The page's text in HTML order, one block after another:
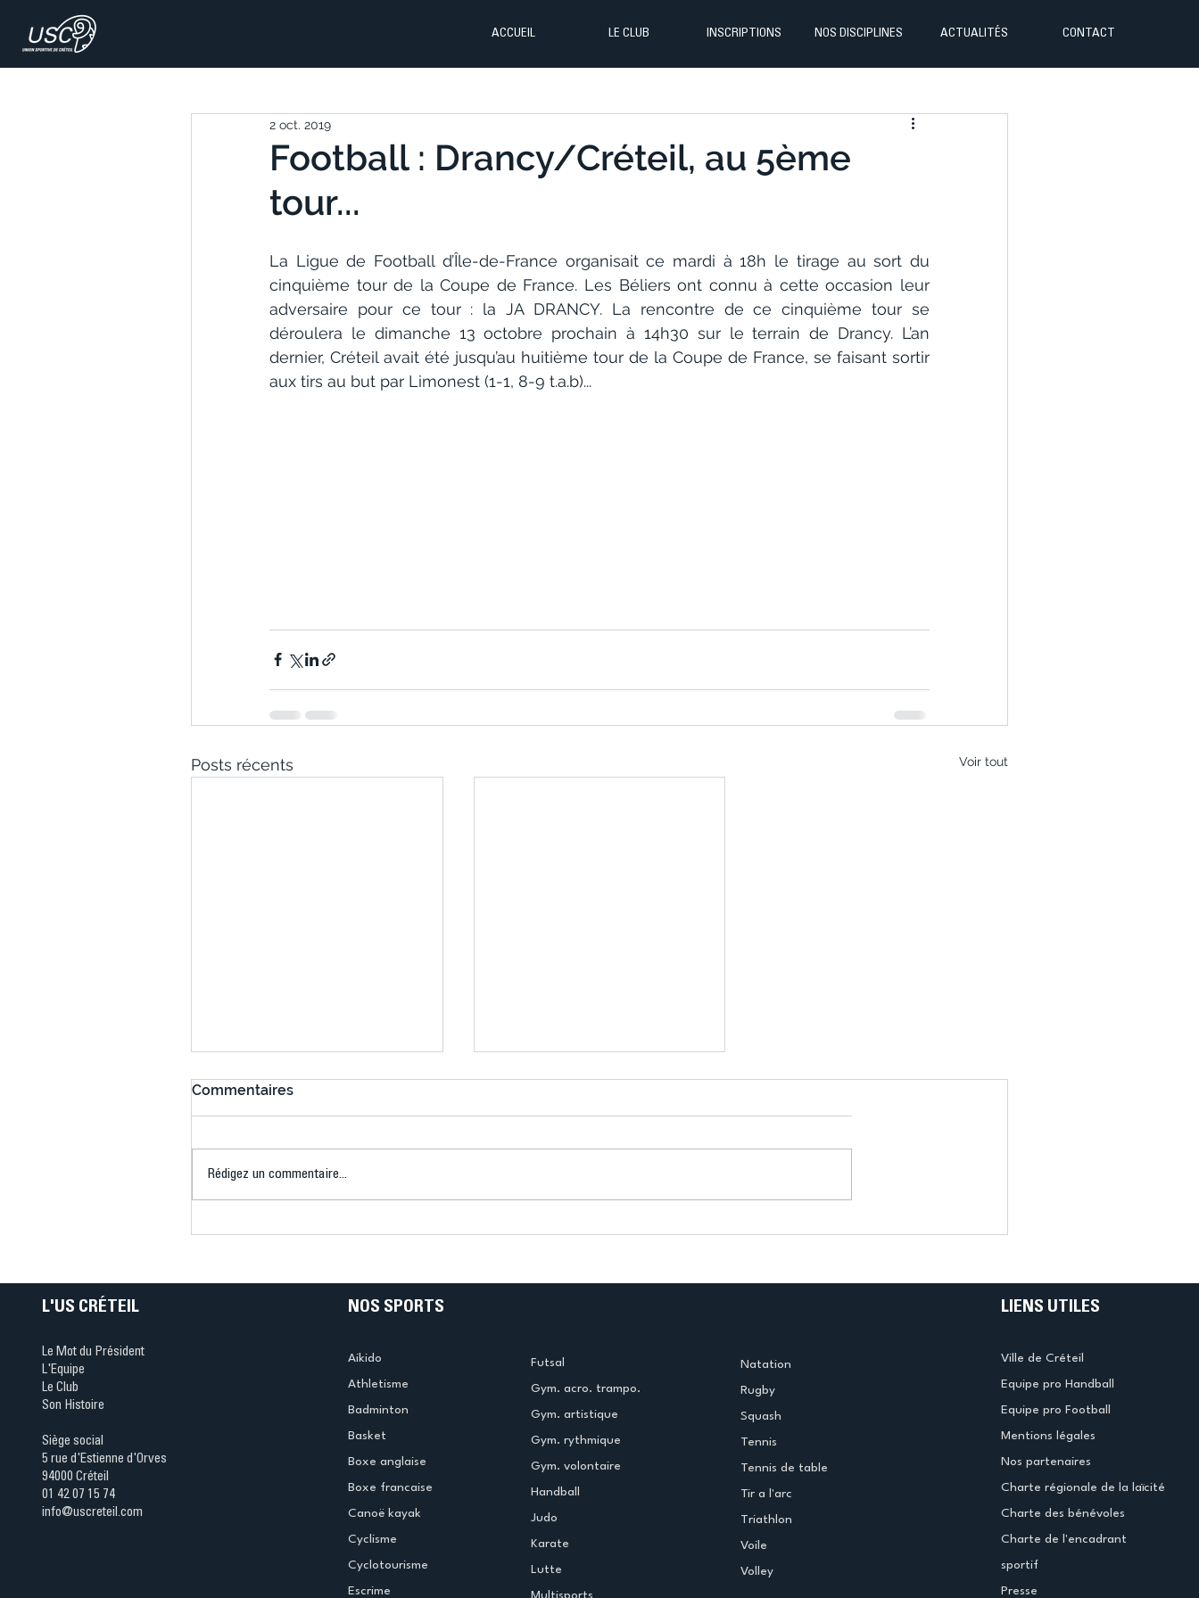
ACCUEIL LE CLUB INSCRIPTIONS NOS DISCIPLINES ACTUALITÉS CONTACT
Football : Drancy/Créteil, au 5ème
tour...
2 oct. 2019
La Ligue de Football d’Île-de-France organisait ce mardi à 18h le tirage au sort du
cinquième tour de la Coupe de France. Les Béliers ont connu à cette occasion leur
adversaire pour ce tour : la JA DRANCY. La rencontre de ce cinquième tour se
déroulera le dimanche 13 octobre prochain à 14h30 sur le terrain de Drancy. L’an
dernier, Créteil avait été jusqu’au huitième tour de la Coupe de France, se faisant sortir
aux tirs au but par Limonest (1-1, 8-9 t.a.b)...
Posts récents Voir tout
Ping ? Quand le tennis de
termine la saison en
Commentaires
Rédigez un commentaire...
L'US CRÉTEIL
Le Mot du Président
L'Equipe
Le Club
Son Histoire
Siège social
5 rue d'Estienne d'Orves
94000 Créteil
01 42 07 15 74
info@uscreteil.com
NOS SPORTS
Aikido
Athletisme
Badminton
Basket
Boxe anglaise
Boxe francaise
Canoë kayak
Cyclisme
Cyclotourisme
Escrime
Futsal
Gym. acro. trampo.
Gym. artistique
Gym. rythmique
Gym. volontaire
Handball
Judo
Karate
Lutte
Multisports
Natation
Rugby
Squash
Tennis
Tennis de table
Tir a l'arc
Triathlon
Voile
Volley
LIENS UTILES
Ville de Créteil
Equipe pro Handball
Equipe pro Football
Mentions légales
Nos partenaires
Charte régionale de la laïcité
Charte des bénévoles
Charte de l'encadrant
sportif
Presse